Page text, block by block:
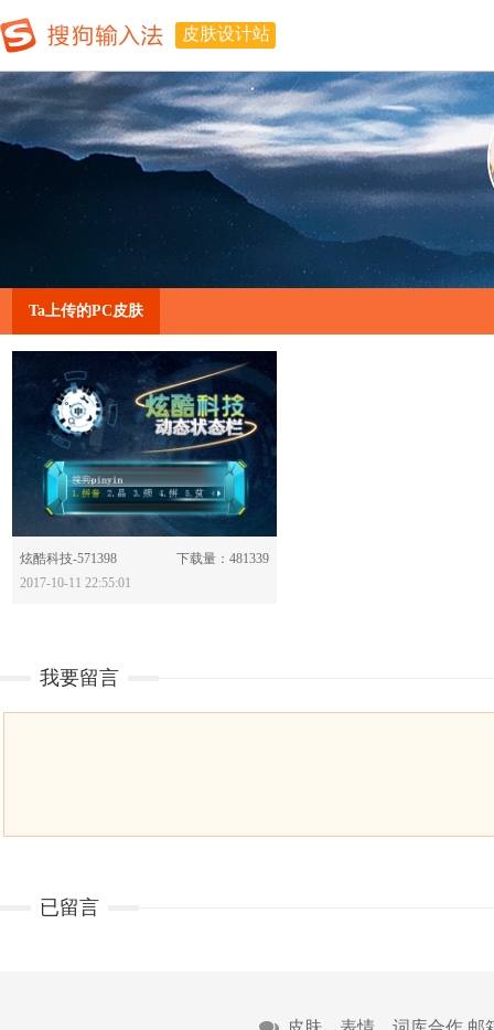
皮肤设计站
Ta上传的PC皮肤
分享：
炫酷科技-571398
下载量：481339
2017-10-11 22:55:01
我要留言
已留言